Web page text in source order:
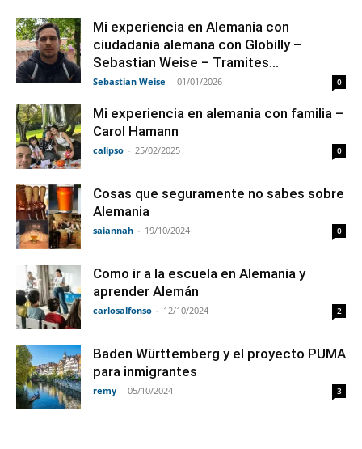
Mi experiencia en Alemania con
ciudadania alemana con Globilly –
Sebastian Weise – Tramites...
Sebastian Weise - 01/01/2026 0
Mi experiencia en alemania con familia –
Carol Hamann
calipso - 25/02/2025 0
Cosas que seguramente no sabes sobre
Alemania
saiannah - 19/10/2024 0
Como ir a la escuela en Alemania y
aprender Alemán
carlosalfonso - 12/10/2024 2
Baden Württemberg y el proyecto PUMA
para inmigrantes
remy - 05/10/2024 3